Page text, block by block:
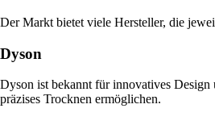
Der Markt bietet viele Hersteller, die
Dyson
Dyson ist bekannt für innovatives
präzises Trocknen ermöglichen.